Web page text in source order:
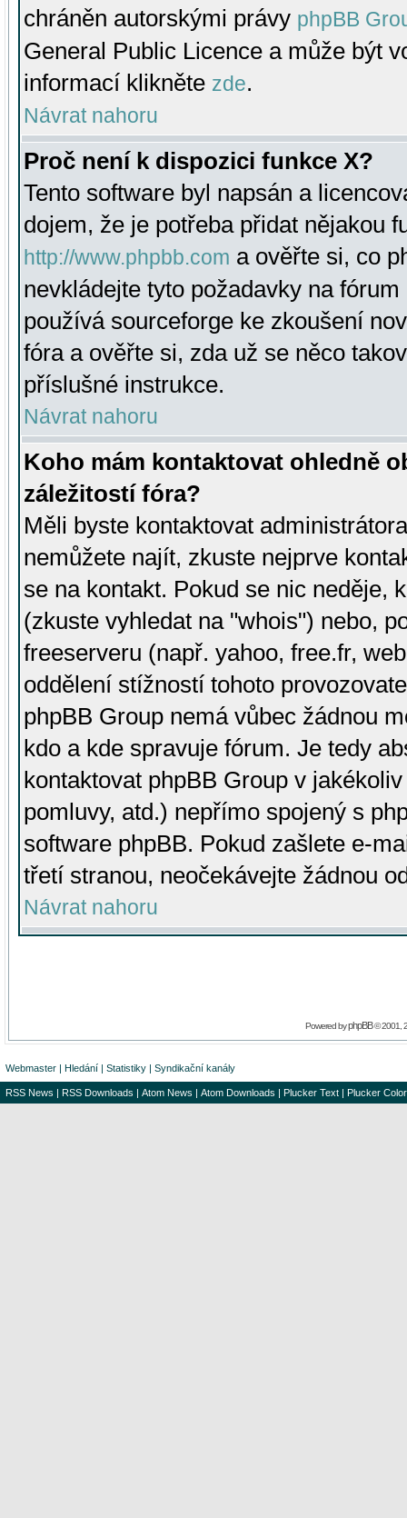
chráněn autorskými právy phpBB
General Public Licence a může být
informací klikněte zde.
Návrat nahoru
Proč není k dispozici funkce X?
Tento software byl napsán a
dojem, že je potřeba přidat nějakou
http://www.phpbb.com a ověřte si, co
nevkládejte tyto požadavky na
používá sourceforge ke zkoušení
fóra a ověřte si, zda už se něco
příslušné instrukce.
Návrat nahoru
Koho mám kontaktovat ohledně
záležitostí fóra?
Měli byste kontaktovat
nemůžete najít, zkuste nejprve
se na kontakt. Pokud se nic neděje,
(zkuste vyhledat na "whois") nebo,
freeserveru (např. yahoo, free.fr,
oddělení stížností tohoto
phpBB Group nemá vůbec žádnou
kdo a kde spravuje fórum. Je tedy
kontaktovat phpBB Group v
pomluvy, atd.) nepřímo spojený s
software phpBB. Pokud zašlete e-
třetí stranou, neočekávejte žádnou
Návrat nahoru
Powered byphpBB© 2001,
Webmaster | Hledání | Statistiky | Syndikační kanály
RSS News | RSS Downloads | Atom News | Atom Downloads | Plucker Text | Plucker Color